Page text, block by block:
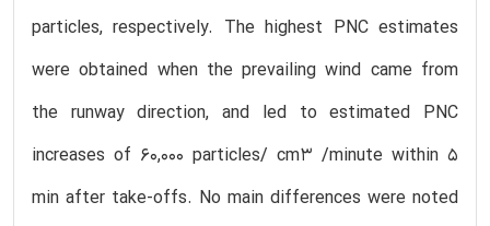
particles, respectively. The highest PNC estimates
were obtained when the prevailing wind came from
the runway direction, and led to estimated PNC
increases of 60,000 particles/ cm3 /minute within 5
min after take-offs. No main differences were noted